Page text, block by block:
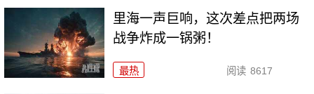
里海一声巨响，这次差点把两场
战争炸成一锅粥！
最热 阅读 8617